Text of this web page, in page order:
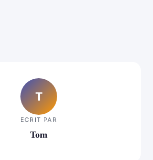
T
ECRIT PAR
Tom